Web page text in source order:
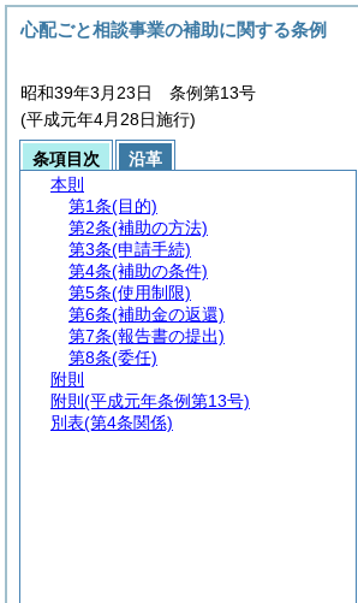
心配ごと相談事業の補助に関する条例
昭和39年3月23日 条例第13号
(平成元年4月28日施行)
条項目次
沿革
本則
第1条(目的)
第2条(補助の方法)
第3条(申請手続)
第4条(補助の条件)
第5条(使用制限)
第6条(補助金の返還)
第7条(報告書の提出)
第8条(委任)
附則
附則 (平成元年条例第13号)
別表(第4条関係)